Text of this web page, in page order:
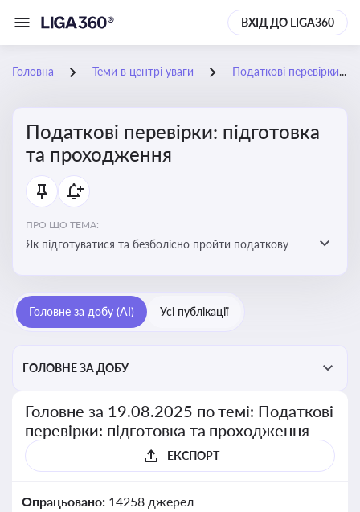
ВХІД ДО LIGA360
Головна Теми в центрі уваги Податкові перевірки: підготовка та проходження
Податкові перевірки: підготовка
та проходження
ПРО ЩО ТЕМА:
Як підготуватися та безболісно пройти податкову
Головне за добу (AI) Усі публікації
ГОЛОВНЕ ЗА ДОБУ
Головне за 19.08.2025 по темі: Податкові
перевірки: підготовка та проходження
ЕКСПОРТ
Опрацьовано: 14258 джерел